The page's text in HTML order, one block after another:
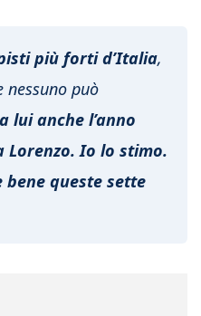
più forti d’Italia,
nessuno può
lui anche l’anno
Lorenzo. Io lo stimo.
queste sette